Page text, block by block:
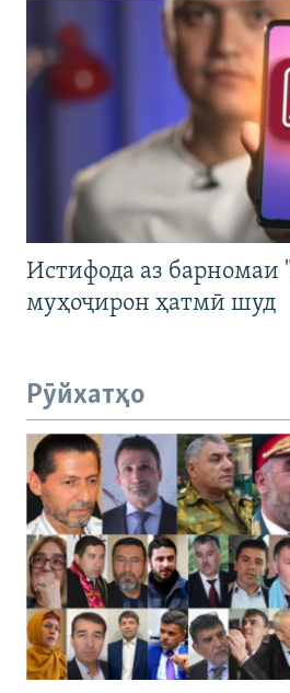
Истифода аз барномаи
муҳоҷирон ҳатмӣ шуд
Рӯйхатҳо